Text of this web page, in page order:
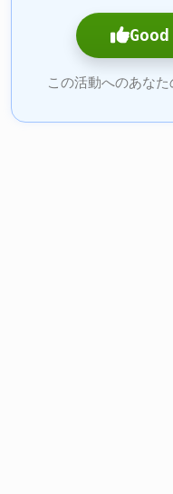
Good
この活動へのあなた